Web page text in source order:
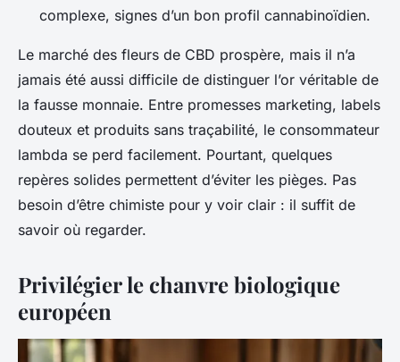
complexe, signes d’un bon profil cannabinoïdien.
Le marché des fleurs de CBD prospère, mais il n’a
jamais été aussi difficile de distinguer l’or véritable de
la fausse monnaie. Entre promesses marketing, labels
douteux et produits sans traçabilité, le consommateur
lambda se perd facilement. Pourtant, quelques
repères solides permettent d’éviter les pièges. Pas
besoin d’être chimiste pour y voir clair : il suffit de
savoir où regarder.
Privilégier le chanvre biologique
européen